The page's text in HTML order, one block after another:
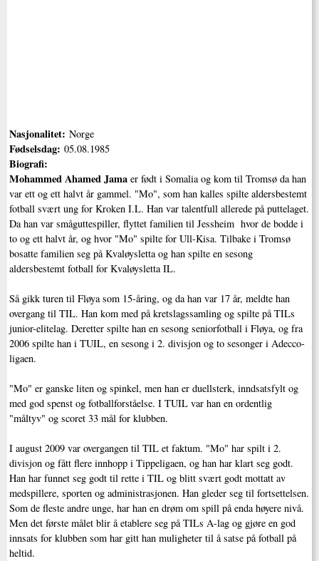
Nasjonalitet: Norge
Fødselsdag: 05.08.1985
Biografi:
Mohammed Ahamed Jama er født i Somalia og kom til Tromsø da han
var ett og ett halvt år gammel. "Mo", som han kalles spilte aldersbestemt
fotball svært ung for Kroken I.L. Han var talentfull allerede på puttelaget.
Da han var småguttespiller, flyttet familien til Jessheim hvor de bodde i
to og ett halvt år, og hvor "Mo" spilte for Ull-Kisa. Tilbake i Tromsø
bosatte familien seg på Kvaløysletta og han spilte en sesong
aldersbestemt fotball for Kvaløysletta IL.
Så gikk turen til Fløya som 15-åring, og da han var 17 år, meldte han
overgang til TIL. Han kom med på kretslagssamling og spilte på TILs
junior-elitelag. Deretter spilte han en sesong seniorfotball i Fløya, og fra
2006 spilte han i TUIL, en sesong i 2. divisjon og to sesonger i Adecco-
ligaen.
"Mo" er ganske liten og spinkel, men han er duellsterk, inndsatsfylt og
med god spenst og fotballforståelse. I TUIL var han en ordentlig
"måltyv" og scoret 33 mål for klubben.
I august 2009 var overgangen til TIL et faktum. "Mo" har spilt i 2.
divisjon og fått flere innhopp i Tippeligaen, og han har klart seg godt.
Han har funnet seg godt til rette i TIL og blitt svært godt mottatt av
medspillere, sporten og administrasjonen. Han gleder seg til fortsettelsen.
Som de fleste andre unge, har han en drøm om spill på enda høyere nivå.
Men det første målet blir å etablere seg på TILs A-lag og gjøre en god
innsats for klubben som har gitt han muligheter til å satse på fotball på
heltid.